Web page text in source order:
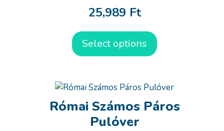
25,989 Ft
Select options
Római Számos Páros
Pulóver